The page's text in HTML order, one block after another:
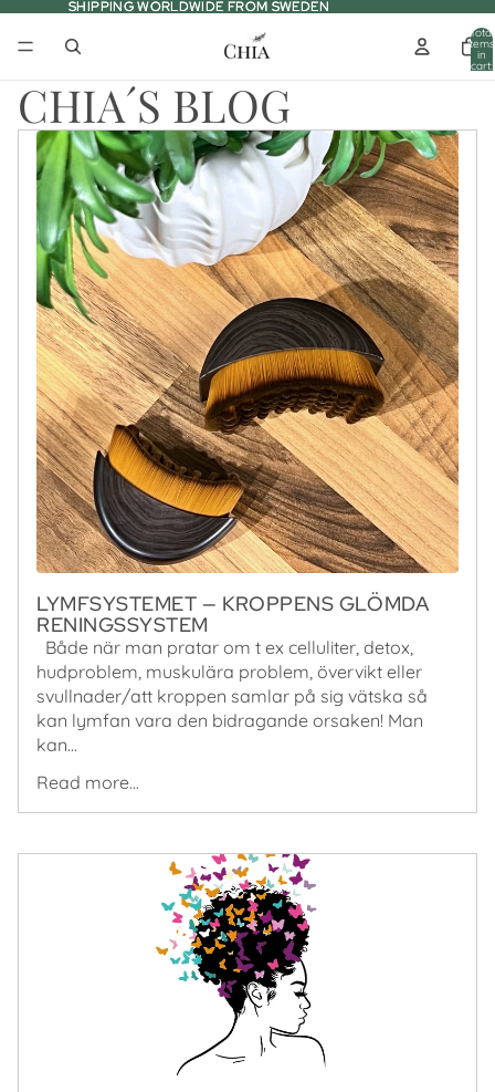
SHIPPING WORLDWIDE FROM SWEDEN
SHIPPING WORLDWIDE FROM SWEDEN
Total
items
in
cart:
CHIA´S BLOG
LYMFSYSTEMET — KROPPENS GLÖMDA
RENINGSSYSTEM
Både när man pratar om t ex celluliter, detox,
hudproblem, muskulära problem, övervikt eller
svullnader/att kroppen samlar på sig vätska så
kan lymfan vara den bidragande orsaken! Man
kan...
Read more...